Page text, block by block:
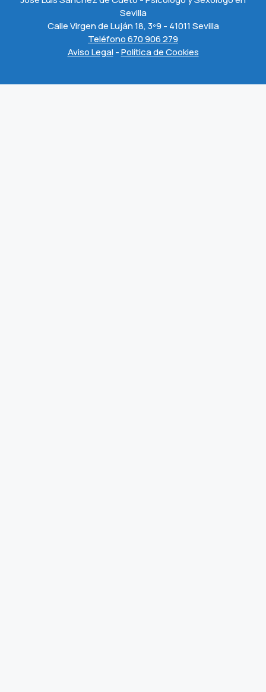
Sevilla
Calle Virgen de Luján 18, 3º9 - 41011 Sevilla
Teléfono 670 906 279
Aviso Legal-Política de Cookies